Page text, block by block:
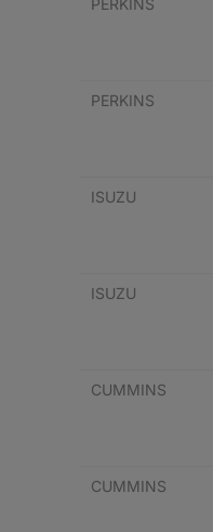
PERKINS
PERKINS
ISUZU
ISUZU
CUMMINS
CUMMINS